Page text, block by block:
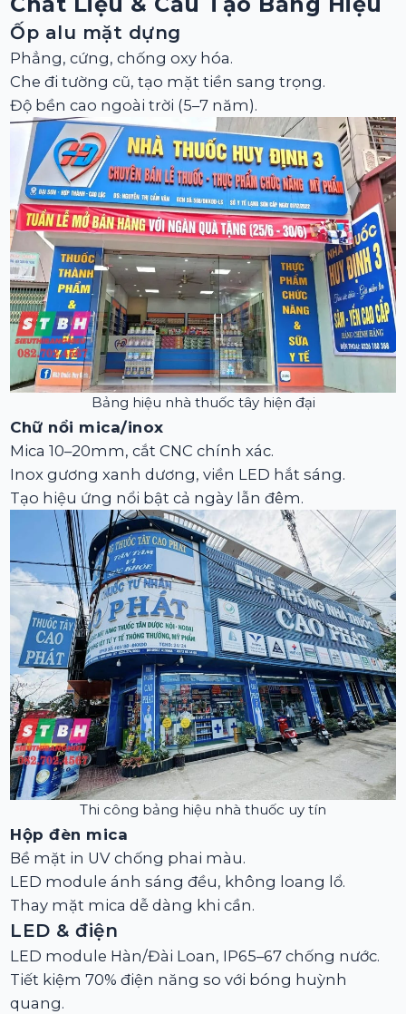
Ốp alu mặt dựng
Phẳng, cứng, chống oxy hóa.
Che đi tường cũ, tạo mặt tiền sang trọng.
Độ bền cao ngoài trời (5–7 năm).
Bảng hiệu nhà thuốc tây hiện đại
Chữ nổi mica/inox
Mica 10–20mm, cắt CNC chính xác.
Inox gương xanh dương, viền LED hắt sáng.
Tạo hiệu ứng nổi bật cả ngày lẫn đêm.
Thi công bảng hiệu nhà thuốc uy tín
Hộp đèn mica
Bề mặt in UV chống phai màu.
LED module ánh sáng đều, không loang lổ.
Thay mặt mica dễ dàng khi cần.
LED & điện
LED module Hàn/Đài Loan, IP65–67 chống nước.
Tiết kiệm 70% điện năng so với bóng huỳnh
quang.